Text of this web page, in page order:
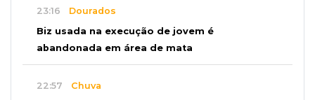
23:16 Dourados
Biz usada na execução de jovem é
abandonada em área de mata
22:57 Chuva